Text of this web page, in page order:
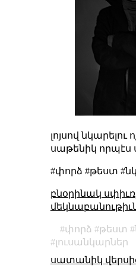
լոյսով
սաթենիկ որպէս
#փորձ #թեստ
բնօրինակ
փորձ թեստ
լուսանկարներ
սատանիկ